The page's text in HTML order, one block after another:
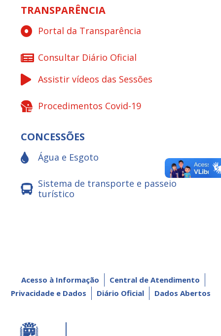
TRANSPARÊNCIA
Portal da Transparência
Consultar Diário Oficial
Assistir vídeos das Sessões
Procedimentos Covid-19
CONCESSÕES
Água e Esgoto
Sistema de transporte e passeio
turístico
Acesso à Informação
Central de Atendimento
Privacidade e Dados
Diário Oficial Dados Abertos